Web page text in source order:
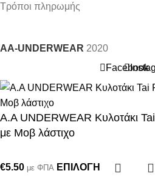
Τρόποι πληρωμής
AA-UNDERWEAR 2020
Facebook
Α.A UNDERWEAR Κυλοτάκι
με Μοβ λάστιχο
€5.50 με ΦΠΑ ΕΠΙΛΟΓΉ